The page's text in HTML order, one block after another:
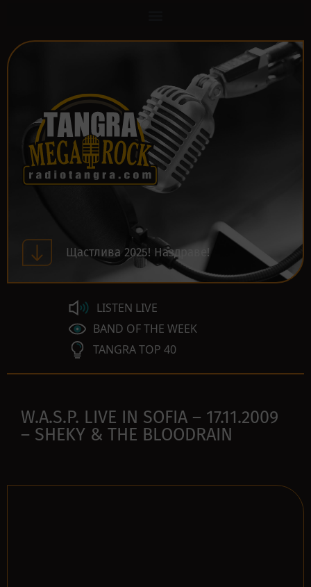
Щастлива 2025! Наздраве!
LISTEN LIVE
BAND OF THE WEEK
TANGRA TOP 40
W.A.S.P. LIVE IN SOFIA – 17.11.2009
– SHEKY & THE BLOODRAIN